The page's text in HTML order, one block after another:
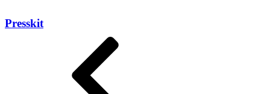
Presskit